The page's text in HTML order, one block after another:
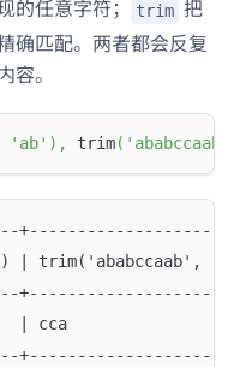
的任意字符； trim 把
确匹配。两者都会反复
。
'ab' ) , trim( 'ababccaab'
| trim('ababccaab',
| cca